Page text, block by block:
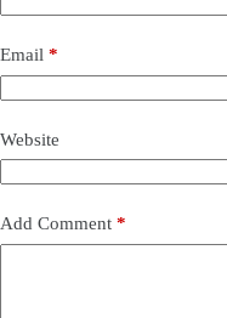
Email *
Website
Add Comment *